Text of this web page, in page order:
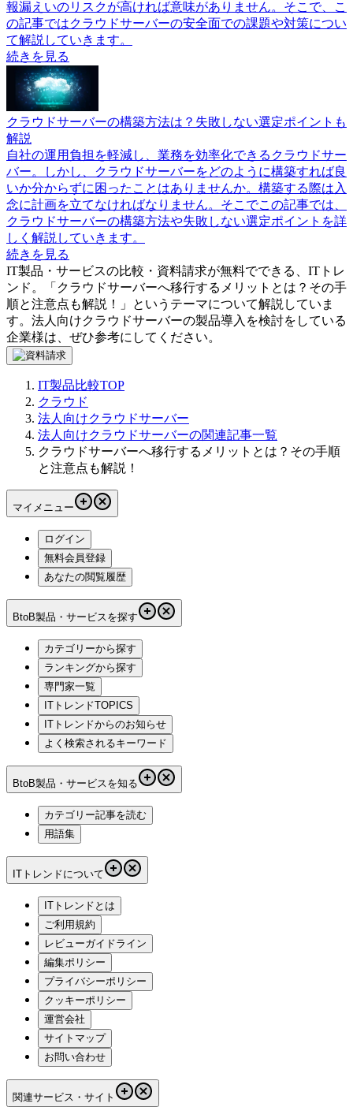
報漏えいのリスクが高ければ意味がありません。そこで、こ
の記事ではクラウドサーバーの安全面での課題や対策につい
て解説していきます。
続きを見る
クラウドサーバーの構築方法は？失敗しない選定ポイントも
解説
自社の運用負担を軽減し、業務を効率化できるクラウドサー
バー。しかし、クラウドサーバーをどのように構築すれば良
いか分からずに困ったことはありませんか。構築する際は入
念に計画を立てなければなりません。そこでこの記事では、
クラウドサーバーの構築方法や失敗しない選定ポイントを詳
しく解説していきます。
続きを見る
IT製品・サービスの比較・資料請求が無料でできる、ITトレ
ンド。「 クラウドサーバーへ移行するメリットとは？その手
順と注意点も解説！
」というテーマについて解説していま
す。 法人向けクラウドサーバーの製品導入を検討をしている
企業様は、ぜひ参考にしてください。
IT製品比較TOP
クラウド
法人向けクラウドサーバー
法人向けクラウドサーバーの関連記事一覧
クラウドサーバーへ移行するメリットとは？その手順
と注意点も解説！
マイメニュー
ログイン
無料会員登録
あなたの閲覧履歴
BtoB製品・サービスを探す
カテゴリーから探す
ランキングから探す
専門家一覧
ITトレンドTOPICS
ITトレンドからのお知らせ
よく検索されるキーワード
BtoB製品・サービスを知る
カテゴリー記事を読む
用語集
ITトレンドについて
ITトレンドとは
ご利用規約
レビューガイドライン
編集ポリシー
プライバシーポリシー
クッキーポリシー
運営会社
サイトマップ
お問い合わせ
関連サービス・サイト